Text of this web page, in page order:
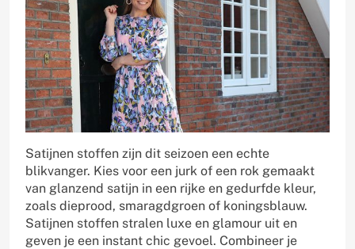
Satijnen stoffen zijn dit seizoen een echte
blikvanger. Kies voor een jurk of een rok gemaakt
van glanzend satijn in een rijke en gedurfde kleur,
zoals dieprood, smaragdgroen of koningsblauw.
Satijnen stoffen stralen luxe en glamour uit en
geven je een instant chic gevoel. Combineer je